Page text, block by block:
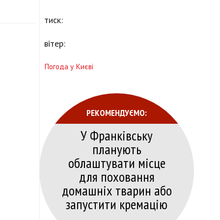
тиск:
вітер:
Погода у Києві
РЕКОМЕНДУЄМО:
У Франківську
планують
облаштувати місце
для поховання
домашніх тварин або
запустити кремацію